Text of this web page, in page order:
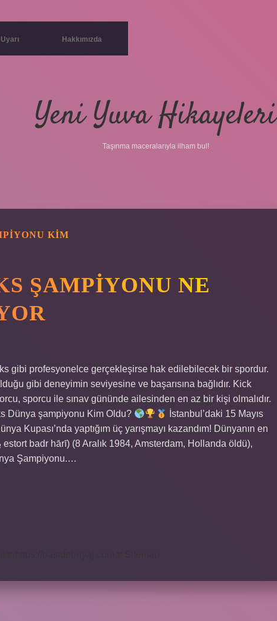
Hakkımızda
Yeni Yuva Hikayeleri
Taşınma maceralarıyla ilham bul!
KIM
ŞAMPIYONU NE
gibi profesyonelce gerçekleşirse hak edilebilecek bir spordur.
gibi deneyimin seviyesine ve başarısına bağlıdır. Kick
sporcu ile sınav gününde ailesinden en az bir kişi olmalıdır.
Dünya şampiyonu Kim Oldu?
İstanbul’daki 15 Mayıs
Kupası’nda yaptığım üç yarışmayı kazandım! Dünyanın en
Şampiyonu.…